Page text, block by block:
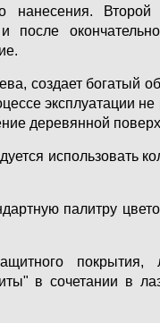
нанесения. Второй
после
создает богатый
эксплуатации не
деревянной
использовать
палитру
в сочетании в